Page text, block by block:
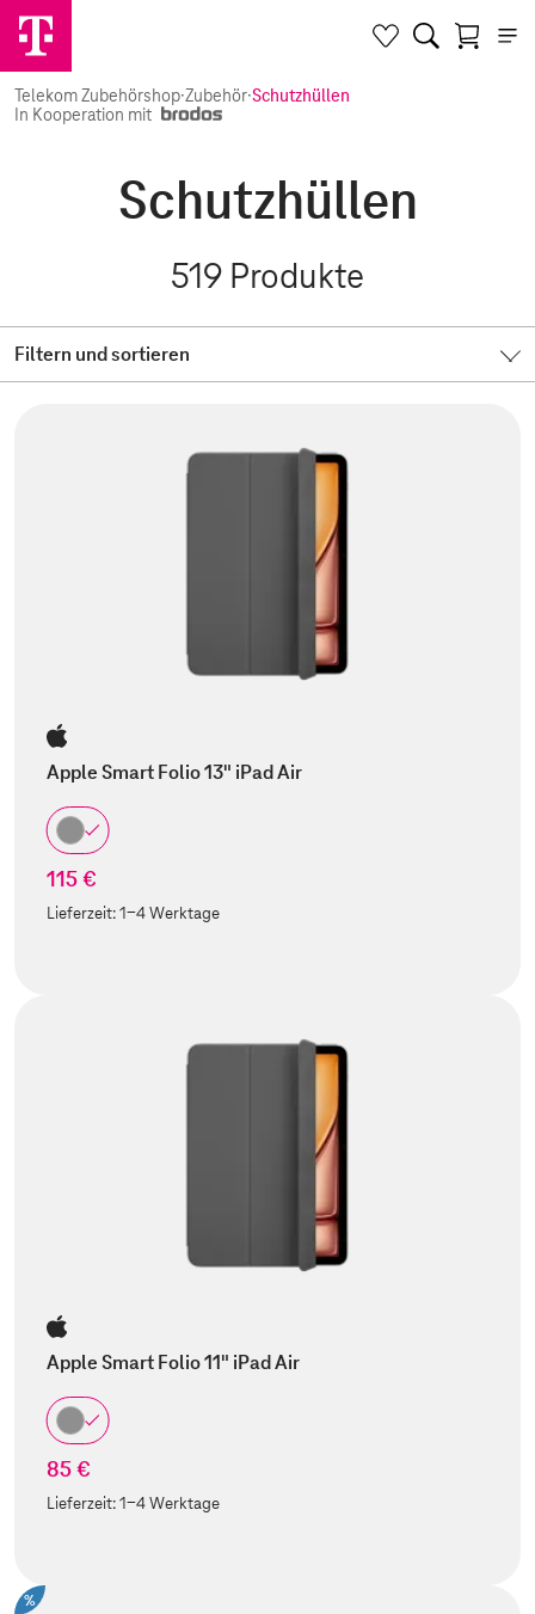
Telekom Zubehörshop·Zubehör·Schutzhüllen
In Kooperation mit
Schutzhüllen
519 Produkte
Filtern und sortieren
Apple Smart Folio 13" iPad Air
115 €
Lieferzeit:1-4 Werktage
Apple Smart Folio 11" iPad Air
85 €
Lieferzeit:1-4 Werktage
%